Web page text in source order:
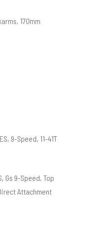
170mm
9-Speed, 11-41T
Gs 9-Speed, Top
Attachment